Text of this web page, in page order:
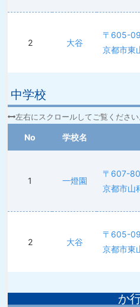
2 大谷
〒605-
京都市東
中学校
No 学校名
1 一燈園
〒607-
京都市山
2 大谷
〒605-
京都市東
か